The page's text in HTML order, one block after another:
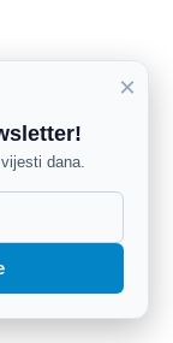
×
dana.